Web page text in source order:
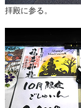
拝殿に参る。